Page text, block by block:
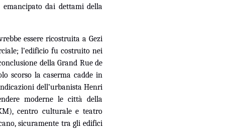
dai dettami della
essere ricostruita a Gezi
l’edificio fu costruito nei
della Grand Rue de
scorso la caserma cadde in
dell’urbanista Henri
moderne le città della
centro culturale e teatro
sicuramente tra gli edifici